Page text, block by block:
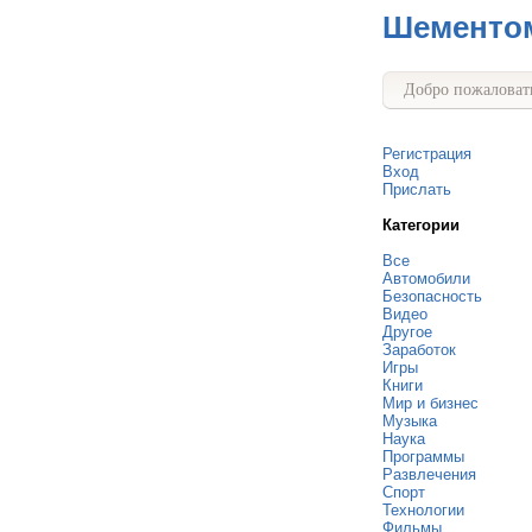
Добро
Регистрация
Вход
Прислать
Категории
Все
Автомобили
Безопасность
Видео
Другое
Заработок
Игры
Книги
Мир и бизнес
Музыка
Наука
Программы
Развлечения
Спорт
Технологии
Фильмы